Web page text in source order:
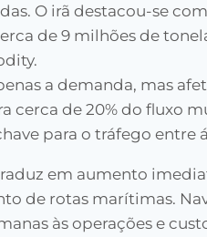
O irã destacou-se
de 9 milhões de
a demanda, mas
cerca de 20% do fluxo
para o tráfego entre
em aumento
de rotas marítimas.
às operações e